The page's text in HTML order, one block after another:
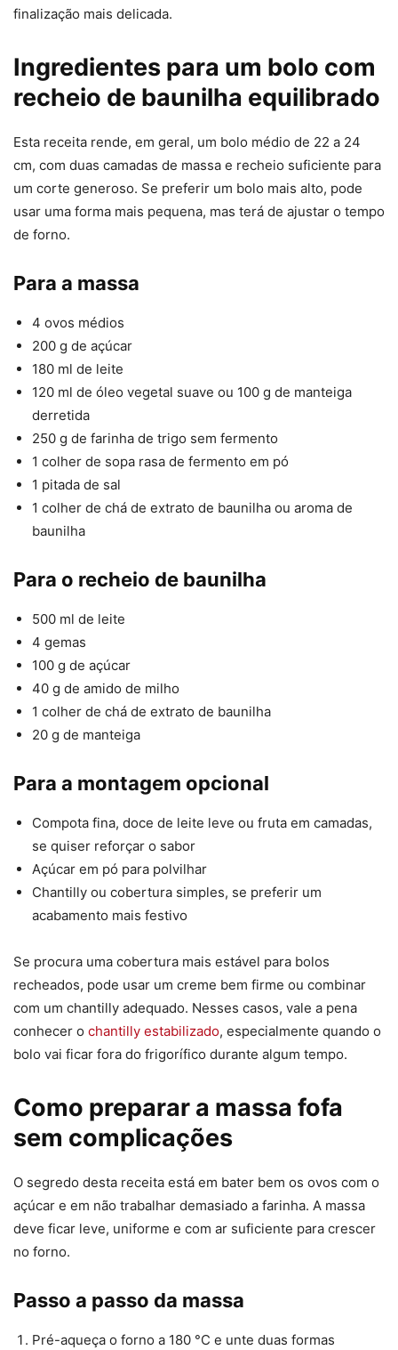
finalização mais delicada.
Ingredientes para um bolo com
recheio de baunilha equilibrado
Esta receita rende, em geral, um bolo médio de 22 a 24
cm, com duas camadas de massa e recheio suficiente para
um corte generoso. Se preferir um bolo mais alto, pode
usar uma forma mais pequena, mas terá de ajustar o tempo
de forno.
Para a massa
4 ovos médios
200 g de açúcar
180 ml de leite
120 ml de óleo vegetal suave ou 100 g de manteiga
derretida
250 g de farinha de trigo sem fermento
1 colher de sopa rasa de fermento em pó
1 pitada de sal
1 colher de chá de extrato de baunilha ou aroma de
baunilha
Para o recheio de baunilha
500 ml de leite
4 gemas
100 g de açúcar
40 g de amido de milho
1 colher de chá de extrato de baunilha
20 g de manteiga
Para a montagem opcional
Compota fina, doce de leite leve ou fruta em camadas,
se quiser reforçar o sabor
Açúcar em pó para polvilhar
Chantilly ou cobertura simples, se preferir um
acabamento mais festivo
Se procura uma cobertura mais estável para bolos
recheados, pode usar um creme bem firme ou combinar
com um chantilly adequado. Nesses casos, vale a pena
conhecer o chantilly estabilizado, especialmente quando o
bolo vai ficar fora do frigorífico durante algum tempo.
Como preparar a massa fofa
sem complicações
O segredo desta receita está em bater bem os ovos com o
açúcar e em não trabalhar demasiado a farinha. A massa
deve ficar leve, uniforme e com ar suficiente para crescer
no forno.
Passo a passo da massa
Pré-aqueça o forno a 180 °C e unte duas formas